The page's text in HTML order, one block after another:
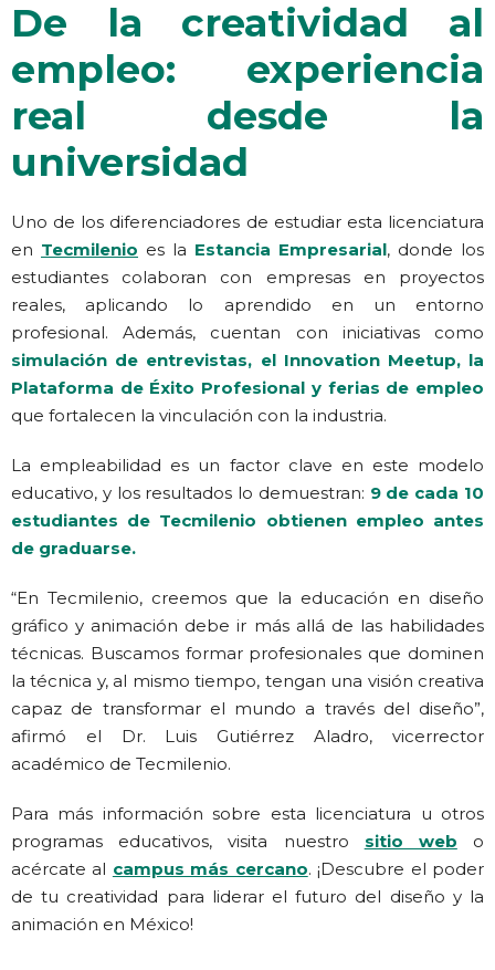
De la creatividad al
empleo: experiencia
real desde la
universidad
Uno de los diferenciadores de estudiar esta licenciatura
en Tecmilenio es la Estancia Empresarial, donde los
estudiantes colaboran con empresas en proyectos
reales, aplicando lo aprendido en un entorno
profesional. Además, cuentan con iniciativas como
simulación de entrevistas, el Innovation Meetup, la
Plataforma de Éxito Profesional y ferias de empleo
que fortalecen la vinculación con la industria.
La empleabilidad es un factor clave en este modelo
educativo, y los resultados lo demuestran: 9 de cada 10
estudiantes de Tecmilenio obtienen empleo antes
de graduarse.
“En Tecmilenio, creemos que la educación en diseño
gráfico y animación debe ir más allá de las habilidades
técnicas. Buscamos formar profesionales que dominen
la técnica y, al mismo tiempo, tengan una visión creativa
capaz de transformar el mundo a través del diseño”,
afirmó el Dr. Luis Gutiérrez Aladro, vicerrector
académico de Tecmilenio.
Para más información sobre esta licenciatura u otros
programas educativos, visita nuestro sitio web o
acércate al campus más cercano. ¡Descubre el poder
de tu creatividad para liderar el futuro del diseño y la
animación en México!